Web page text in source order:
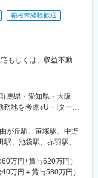
駅、北浜駅(大阪府)、淀
筋本町駅、名鉄名古屋
中部国際空港駅(鉄道)、
駅、小倉駅(京都府)、伊
庫県)、大倉山駅(兵庫
ター駅、貿易センター
博多駅、白木原駅、春
、西１１丁目駅、バス
所前駅、東本願寺前
野栄駅、広瀬通駅、岩
町駅、曳馬駅、積志
玖村駅、井口駅(広島
職種未経験歓迎
もしくは、収益不動
馬県・愛知県・大阪
地を考慮※U・Iターン
、銀座、渋谷、桜新
池袋、赤羽、王子、北
、西新井、西葛西、大
武蔵小杉、元住吉、川
、大宮西、大宮、浦
が丘駅、笹塚駅、中野
、池袋駅、赤羽駅、王
調布駅、吉祥寺駅、府
ケ崎駅、中山駅(神奈
万円+賞与620万円）
万円＋賞与580万円）